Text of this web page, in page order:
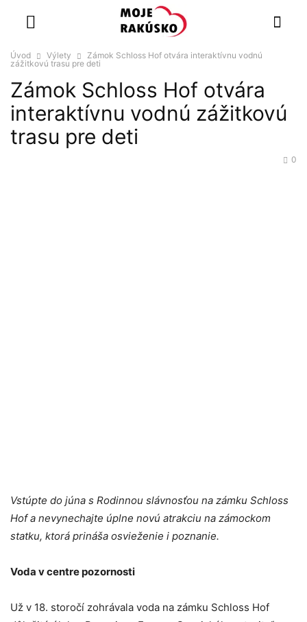
Úvod Výlety
Zámok Schloss Hof otvára interaktívnu vodnú
zážitkovú trasu pre deti
Zámok Schloss Hof otvára
interaktívnu vodnú zážitkovú
trasu pre deti
0
Vstúpte do júna s Rodinnou slávnosťou na zámku Schloss
Hof a nevynechajte úplne novú atrakciu na zámockom
statku, ktorá prináša osvieženie i poznanie.
Voda v centre pozornosti
Už v 18. storočí zohrávala voda na zámku Schloss Hof